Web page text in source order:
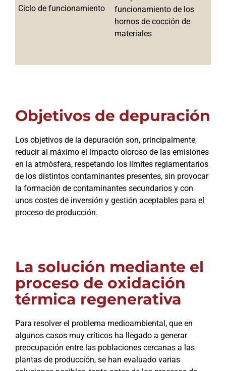
Ciclo de funcionamiento
funcionamiento de los
hornos de cocción de
materiales
Objetivos de depuración
Los objetivos de la depuración son, principalmente,
reducir al máximo el impacto oloroso de las emisiones
en la atmósfera, respetando los límites reglamentarios
de los distintos contaminantes presentes, sin provocar
la formación de contaminantes secundarios y con
unos costes de inversión y gestión aceptables para el
proceso de producción.
La solución mediante el
proceso de oxidación
térmica regenerativa
Para resolver el problema medioambiental, que en
algunos casos muy críticos ha llegado a generar
preocupación entre las poblaciones cercanas a las
plantas de producción, se han evaluado varias